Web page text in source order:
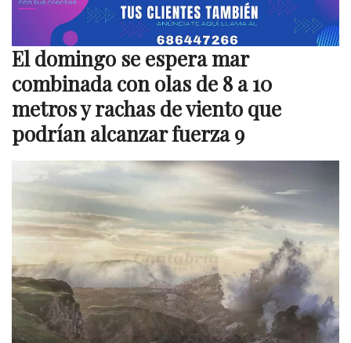
El domingo se espera mar
combinada con olas de 8 a 10
metros y rachas de viento que
podrían alcanzar fuerza 9